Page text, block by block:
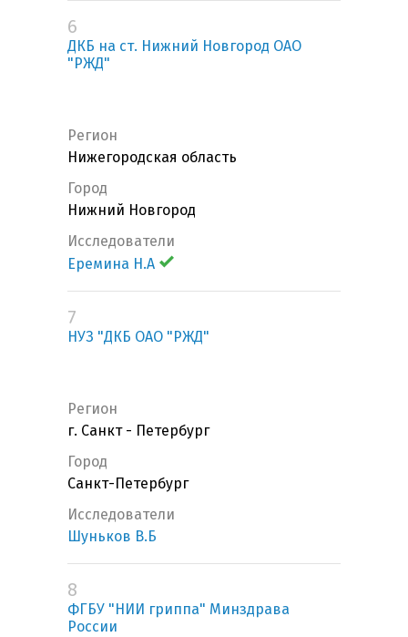
6
ДКБ на ст. Нижний Новгород ОАО
"РЖД"
Регион
Нижегородская область
Город
Нижний Новгород
Исследователи
Еремина Н.А
7
НУЗ "ДКБ ОАО "РЖД"
Регион
г. Санкт - Петербург
Город
Санкт-Петербург
Исследователи
Шуньков В.Б
8
ФГБУ "НИИ гриппа" Минздрава
России